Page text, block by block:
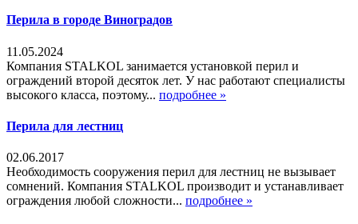
Перила в городе Виноградов
11.05.2024
Компания STALKOL занимается установкой перил и
ограждений второй десяток лет. У нас работают специалисты
высокого класса, поэтому... подробнее »
Перила для лестниц
02.06.2017
Необходимость сооружения перил для лестниц не вызывает
сомнений. Компания STALKOL производит и устанавливает
ограждения любой сложности... подробнее »